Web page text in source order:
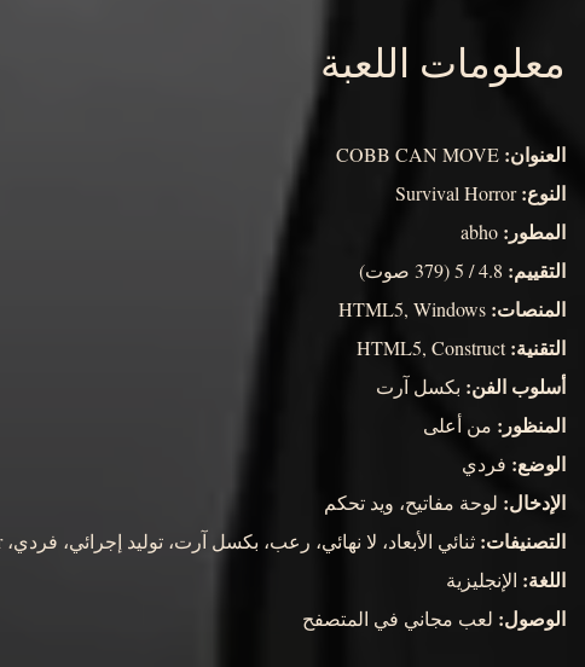
معلومات اللعبة
العنوان:
النوع:Survival Horror
المطور:
التقييم:
المنصات:
التقنية:HTML5, Construct
أسلوب الفن: بكسل آرت
المنظور: من أعلى
الوضع: فردي
الإدخال: لوحة مفاتيح، ويد تحكم
التصنيفات: ثنائي الأبعاد، لا نهائي، رعب، بكسل آرت، توليد إجرائي، فردي، Survival Horror، من أعلى
اللغة: الإنجليزية
الوصول: لعب مجاني في المتصفح